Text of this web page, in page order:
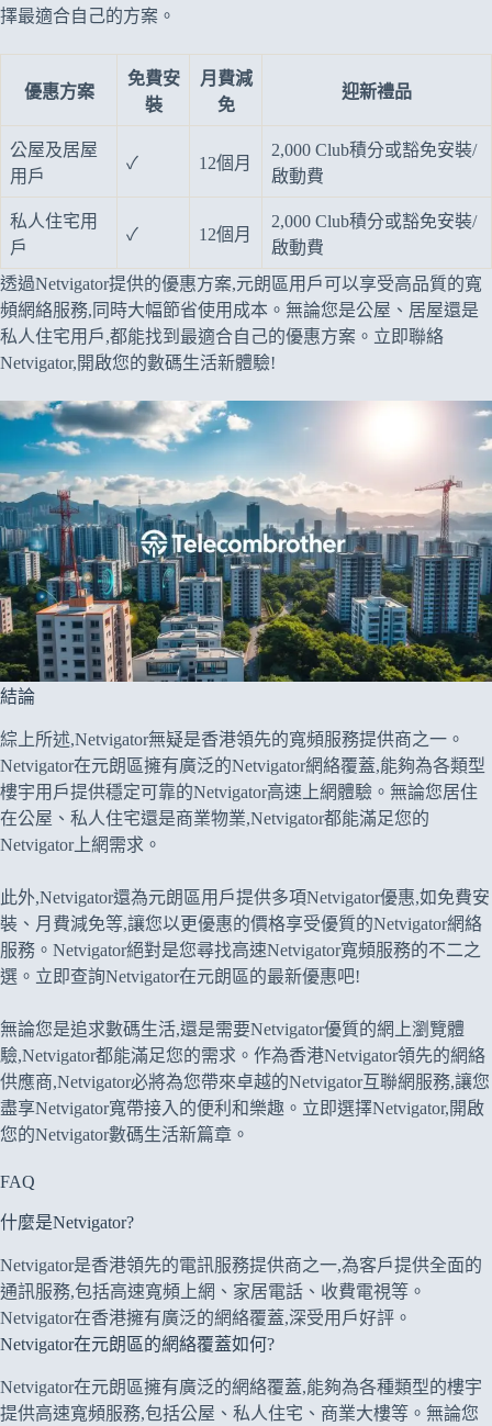
擇最適合自己的方案。
優惠方案
免費安
裝
月費減
免
迎新禮品
公屋及居屋
用戶
✓ 12個月
2,000 Club積分或豁免安裝/
啟動費
私人住宅用
戶
✓ 12個月
2,000 Club積分或豁免安裝/
啟動費
透過Netvigator提供的優惠方案,元朗區用戶可以享受高品質的寬
頻網絡服務,同時大幅節省使用成本。無論您是公屋、居屋還是
私人住宅用戶,都能找到最適合自己的優惠方案。立即聯絡
Netvigator,開啟您的數碼生活新體驗!
結論
綜上所述,Netvigator無疑是香港領先的寬頻服務提供商之一。
Netvigator在元朗區擁有廣泛的Netvigator網絡覆蓋,能夠為各類型
樓宇用戶提供穩定可靠的Netvigator高速上網體驗。無論您居住
在公屋、私人住宅還是商業物業,Netvigator都能滿足您的
Netvigator上網需求。
此外,Netvigator還為元朗區用戶提供多項Netvigator優惠,如免費安
裝、月費減免等,讓您以更優惠的價格享受優質的Netvigator網絡
服務。Netvigator絕對是您尋找高速Netvigator寬頻服務的不二之
選。立即查詢Netvigator在元朗區的最新優惠吧!
無論您是追求數碼生活,還是需要Netvigator優質的網上瀏覽體
驗,Netvigator都能滿足您的需求。作為香港Netvigator領先的網絡
供應商,Netvigator必將為您帶來卓越的Netvigator互聯網服務,讓您
盡享Netvigator寬帶接入的便利和樂趣。立即選擇Netvigator,開啟
您的Netvigator數碼生活新篇章。
FAQ
什麼是Netvigator?
Netvigator是香港領先的電訊服務提供商之一,為客戶提供全面的
通訊服務,包括高速寬頻上網、家居電話、收費電視等。
Netvigator在香港擁有廣泛的網絡覆蓋,深受用戶好評。
Netvigator在元朗區的網絡覆蓋如何?
Netvigator在元朗區擁有廣泛的網絡覆蓋,能夠為各種類型的樓宇
提供高速寬頻服務,包括公屋、私人住宅、商業大樓等。無論您